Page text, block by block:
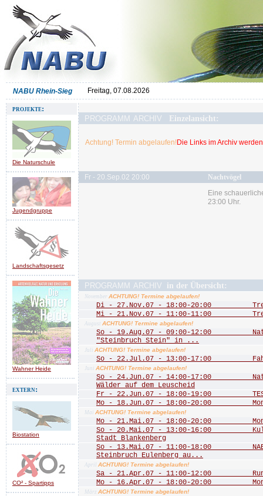
NABU Rhein-Sieg Freitag, 07.08.2026
projekte:
Die Naturschule
Jugendgruppe
Landschaftsgesetz
Wahner Heide
extern:
Biostation
CO² - Spartipps
programm archiv Einzelansicht:
Achtung! Termin abgelaufen!Die Links im Archiv
Fr - 20.Sep.02 20:00
Nachtvögel
Eine
23:00 Uhr.
programm archiv in der Übersicht:
November ACHTUNG! Termine abgelaufen!
Di - 27.Nov.07 - 18:00-20:00
Mi - 21.Nov.07 - 11:00-11:00
August ACHTUNG! Termine abgelaufen!
So - 19.Aug.07 - 09:00-12:00
"Steinbruch Stein" in ...
Juli ACHTUNG! Termine abgelaufen!
So - 22.Jul.07 - 13:00-17:00
Juni ACHTUNG! Termine abgelaufen!
So - 24.Jun.07 - 14:00-17:00
Wälder auf dem Leuscheid
Fr - 22.Jun.07 - 18:00-19:00 TEST
Mo - 18.Jun.07 - 18:00-20:00
Mai ACHTUNG! Termine abgelaufen!
Mo - 21.Mai.07 - 18:00-20:00
So - 20.Mai.07 - 13:00-16:00
Stadt Blankenberg
So - 13.Mai.07 - 11:00-18:00
Steinbruch Eulenberg au...
April ACHTUNG! Termine abgelaufen!
Sa - 21.Apr.07 - 11:00-12:00 Rund
Mo - 16.Apr.07 - 18:00-20:00
März ACHTUNG! Termine abgelaufen!